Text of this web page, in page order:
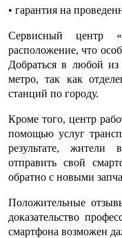
• гарантия на
Сервисный центр
расположение, что
Добраться в любой
метро, так как
станций по городу.
Кроме того, центр
помощью услуг
результате, жители
отправить свой
обратно с новыми
Положительные
доказательство
смартфона возможен